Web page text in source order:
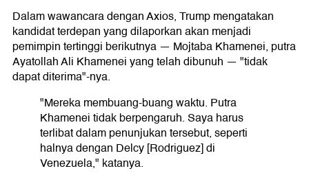
Dalam wawancara dengan Axios, Trump mengatakan
kandidat terdepan yang dilaporkan akan menjadi
pemimpin tertinggi berikutnya — Mojtaba Khamenei, putra
Ayatollah Ali Khamenei yang telah dibunuh — "tidak
dapat diterima"-nya.
"Mereka membuang-buang waktu. Putra
Khamenei tidak berpengaruh. Saya harus
terlibat dalam penunjukan tersebut, seperti
halnya dengan Delcy [Rodriguez] di
Venezuela," katanya.